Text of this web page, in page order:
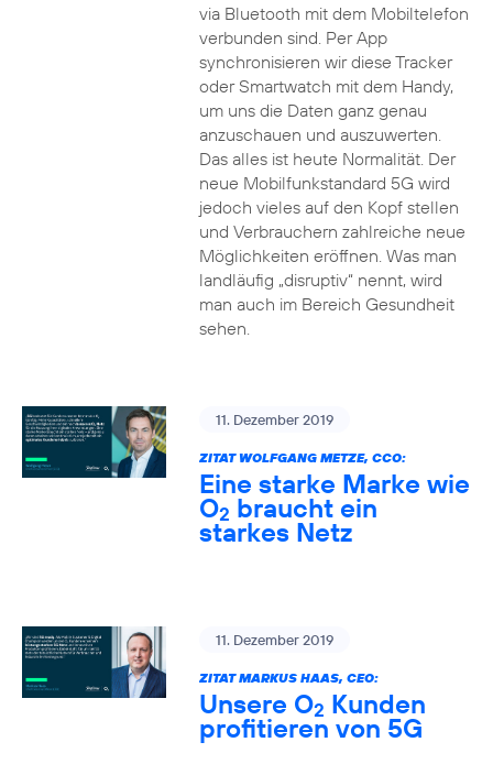
via Bluetooth mit dem Mobiltelefon
verbunden sind. Per App
synchronisieren wir diese Tracker
oder Smartwatch mit dem Handy,
um uns die Daten ganz genau
anzuschauen und auszuwerten.
Das alles ist heute Normalität. Der
neue Mobilfunkstandard 5G wird
jedoch vieles auf den Kopf stellen
und Verbrauchern zahlreiche neue
Möglichkeiten eröffnen. Was man
landläufig „disruptiv“ nennt, wird
man auch im Bereich Gesundheit
sehen.
11. Dezember 2019
ZITAT WOLFGANG METZE, CCO:
Eine starke Marke wie
O2 braucht ein
starkes Netz
11. Dezember 2019
ZITAT MARKUS HAAS, CEO:
Unsere O2 Kunden
profitieren von 5G